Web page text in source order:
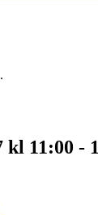
kl 11:00 -